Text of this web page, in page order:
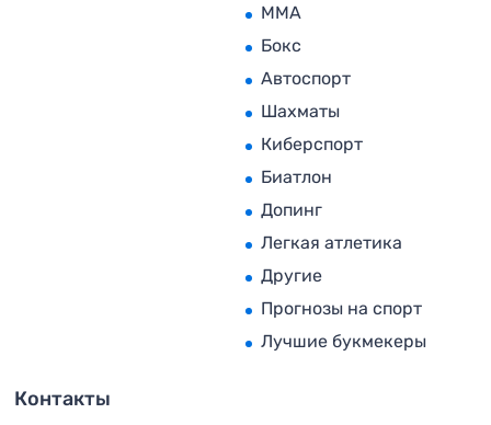
MMA
Бокс
Автоспорт
Шахматы
Киберспорт
Биатлон
Допинг
Легкая атлетика
Другие
Прогнозы на спорт
Лучшие букмекеры
Контакты